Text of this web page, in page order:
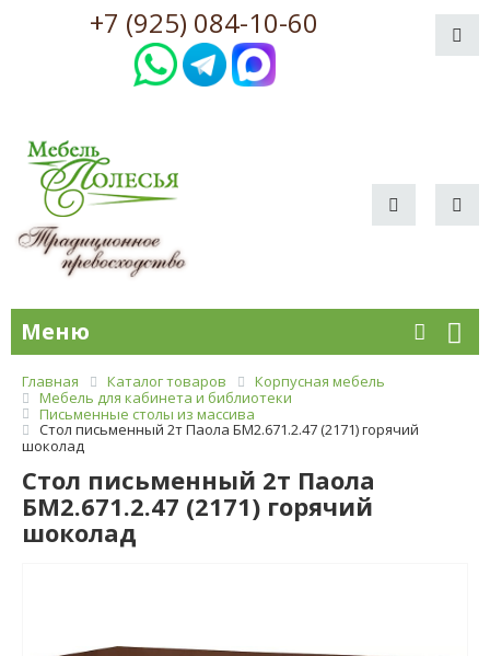
+7 (925) 084-10-60
Меню
Главная Каталог товаров
Корпусная мебель
Мебель для кабинета и библиотеки
Письменные столы из массива
Стол письменный 2т Паола БМ2.671.2.47 (2171) горячий
шоколад
Стол письменный 2т Паола
БМ2.671.2.47 (2171) горячий
шоколад